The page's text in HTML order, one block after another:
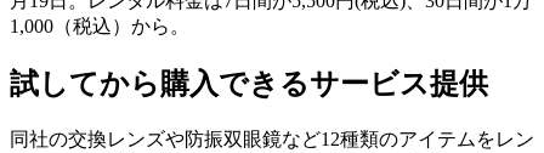
1,000（税込）から。
試してから購入できるサービス提供
同社の交換レンズや防振双眼鏡など12種類のアイテムをレン